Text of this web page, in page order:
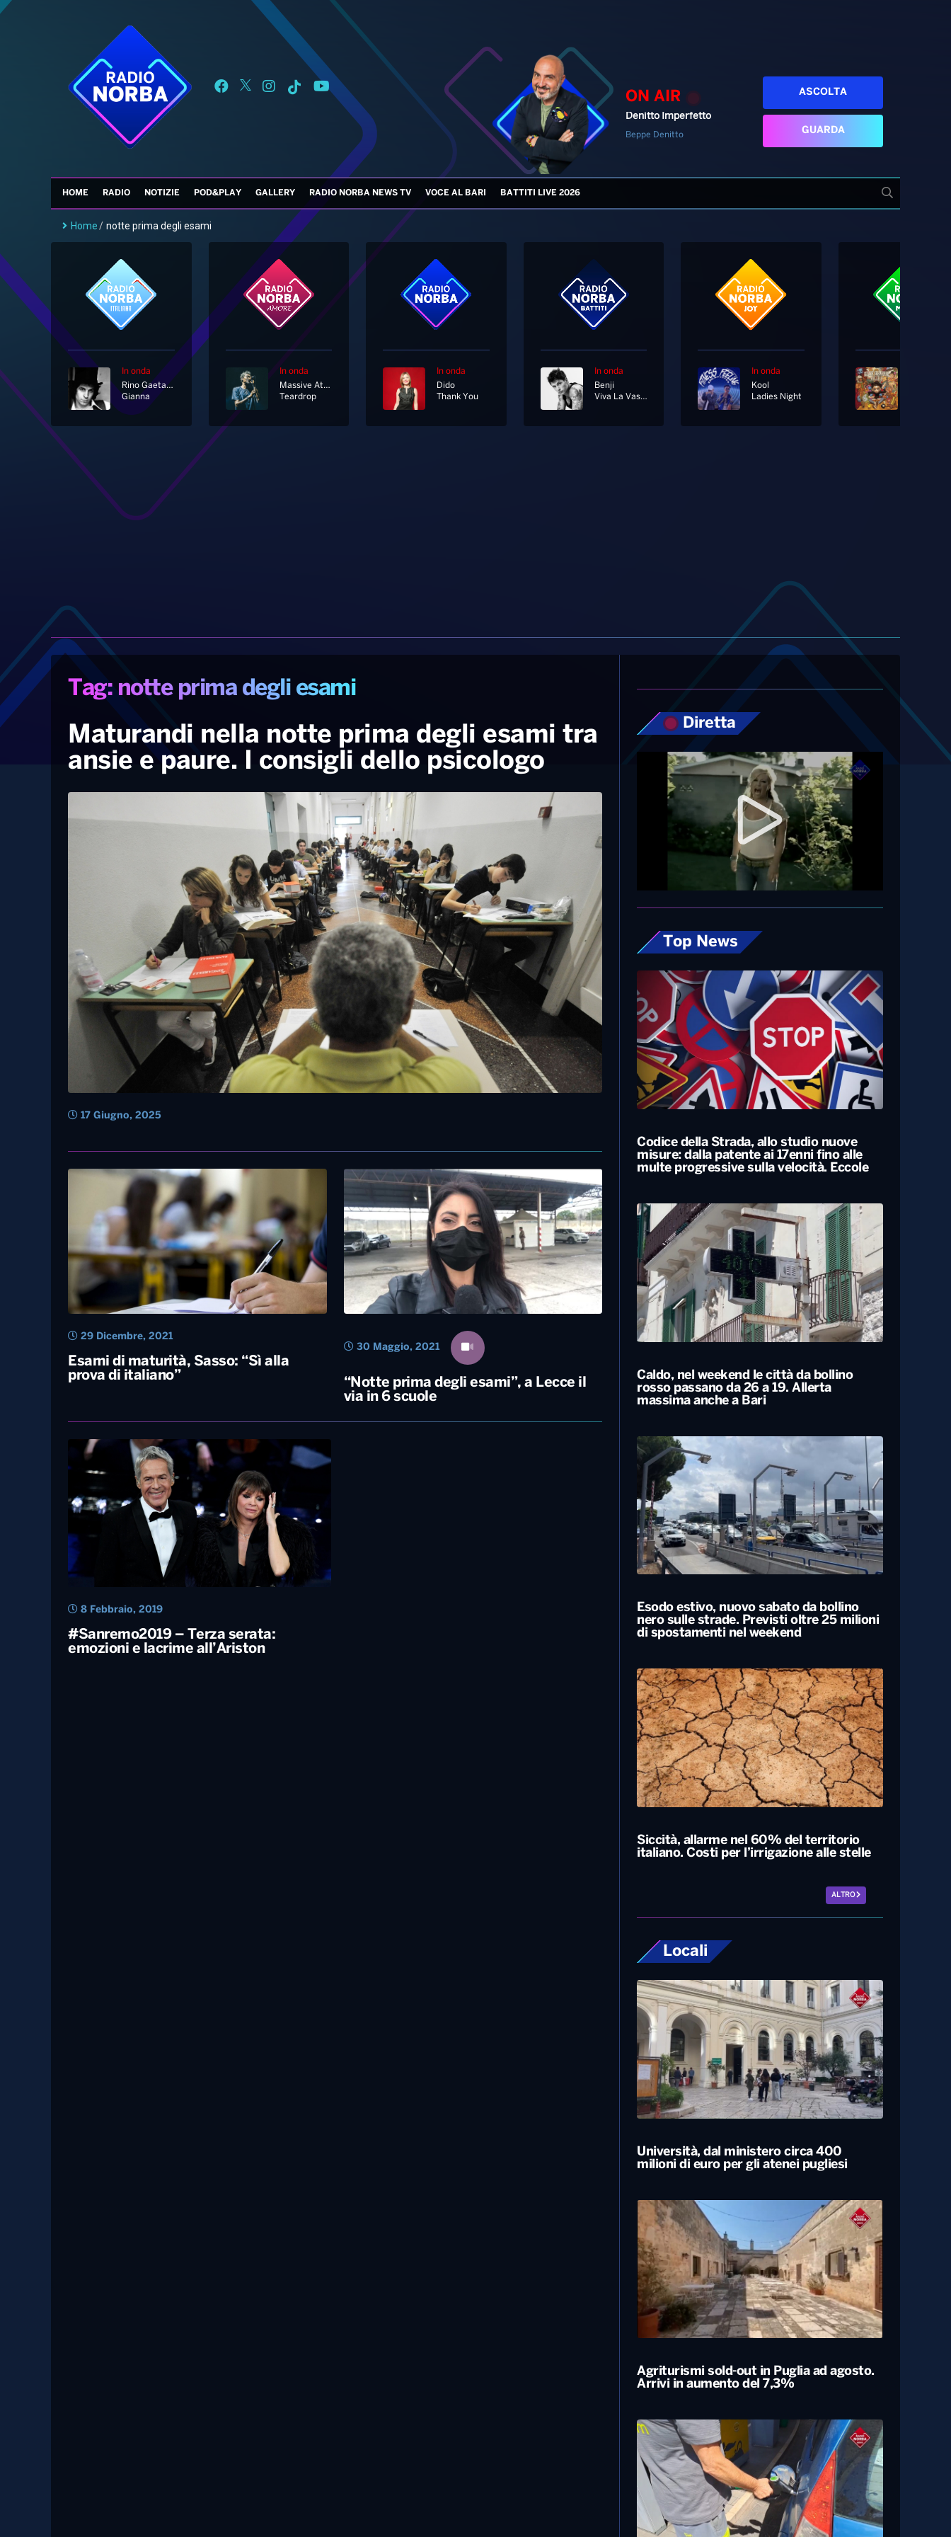
ON AIR
Denitto Imperfetto
Beppe Denitto
ASCOLTA
GUARDA
HOME RADIO NOTIZIE POD&PLAY GALLERY RADIO NORBA NEWS TV VOCE AL BARI BATTITI LIVE 2026
Home/ notte prima degli esami
In onda
Rino Gaetano
Gianna
In onda
Massive Attack
Teardrop
In onda
Dido
Thank You
In onda
Benji
Viva La Vasca
In onda
Kool
Ladies Night
Tag: notte prima degli esami
Maturandi nella notte prima degli esami tra
ansie e paure. I consigli dello psicologo
17 Giugno, 2025
Esami di maturità, Sasso: “Sì alla
prova di italiano”
29 Dicembre, 2021
“Notte prima degli esami”, a Lecce il
via in 6 scuole
30 Maggio, 2021
#Sanremo2019 – Terza serata:
emozioni e lacrime all’Ariston
8 Febbraio, 2019
Diretta
Top News
Codice della Strada, allo studio nuove
misure: dalla patente ai 17enni fino alle
multe progressive sulla velocità. Eccole
Caldo, nel weekend le città da bollino
rosso passano da 26 a 19. Allerta
massima anche a Bari
Esodo estivo, nuovo sabato da bollino
nero sulle strade. Previsti oltre 25 milioni
di spostamenti nel weekend
Siccità, allarme nel 60% del territorio
italiano. Costi per l’irrigazione alle stelle
ALTRO
Locali
Università, dal ministero circa 400
milioni di euro per gli atenei pugliesi
Agriturismi sold-out in Puglia ad agosto.
Arrivi in aumento del 7,3%